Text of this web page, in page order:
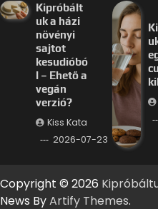
Kipróbált
uk a házi
növényi
sajtot
kesudióbó
l – Ehető a
vegán
verzió?
Kiss Kata
2026-07-23
Copyright © 2026
News ByArtify Themes.